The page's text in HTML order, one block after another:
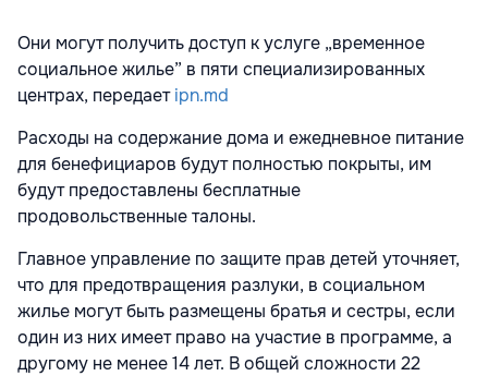
Они могут получить доступ к услуге „временное
социальное жилье” в пяти специализированных
центрах, передаетipn.md
Расходы на содержание дома и ежедневное питание
для бенефициаров будут полностью покрыты, им
будут предоставлены бесплатные
продовольственные талоны.
Главное управление по защите прав детей уточняет,
что для предотвращения разлуки, в социальном
жилье могут быть размещены братья и сестры, если
один из них имеет право на участие в программе, а
другому не менее 14 лет. В общей сложности 22